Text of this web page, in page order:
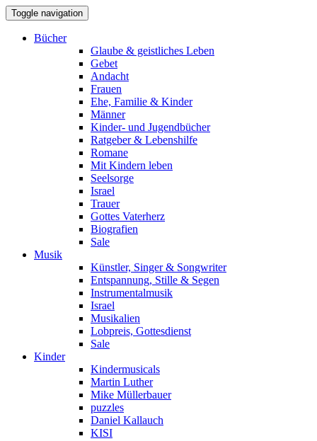
Toggle navigation
Bücher
Glaube & geistliches Leben
Gebet
Andacht
Frauen
Ehe, Familie & Kinder
Männer
Kinder- und Jugendbücher
Ratgeber & Lebenshilfe
Romane
Mit Kindern leben
Seelsorge
Israel
Trauer
Gottes Vaterherz
Biografien
Sale
Musik
Künstler, Singer & Songwriter
Entspannung, Stille & Segen
Instrumentalmusik
Israel
Musikalien
Lobpreis, Gottesdienst
Sale
Kinder
Kindermusicals
Martin Luther
Mike Müllerbauer
puzzles
Daniel Kallauch
KISI